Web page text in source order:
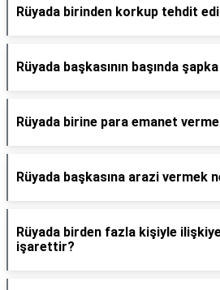
Rüyada birinden korkup tehdit
Rüyada başkasının başında
Rüyada birine para emanet
Rüyada başkasına arazi vermek
Rüyada birden fazla kişiyle
işarettir?